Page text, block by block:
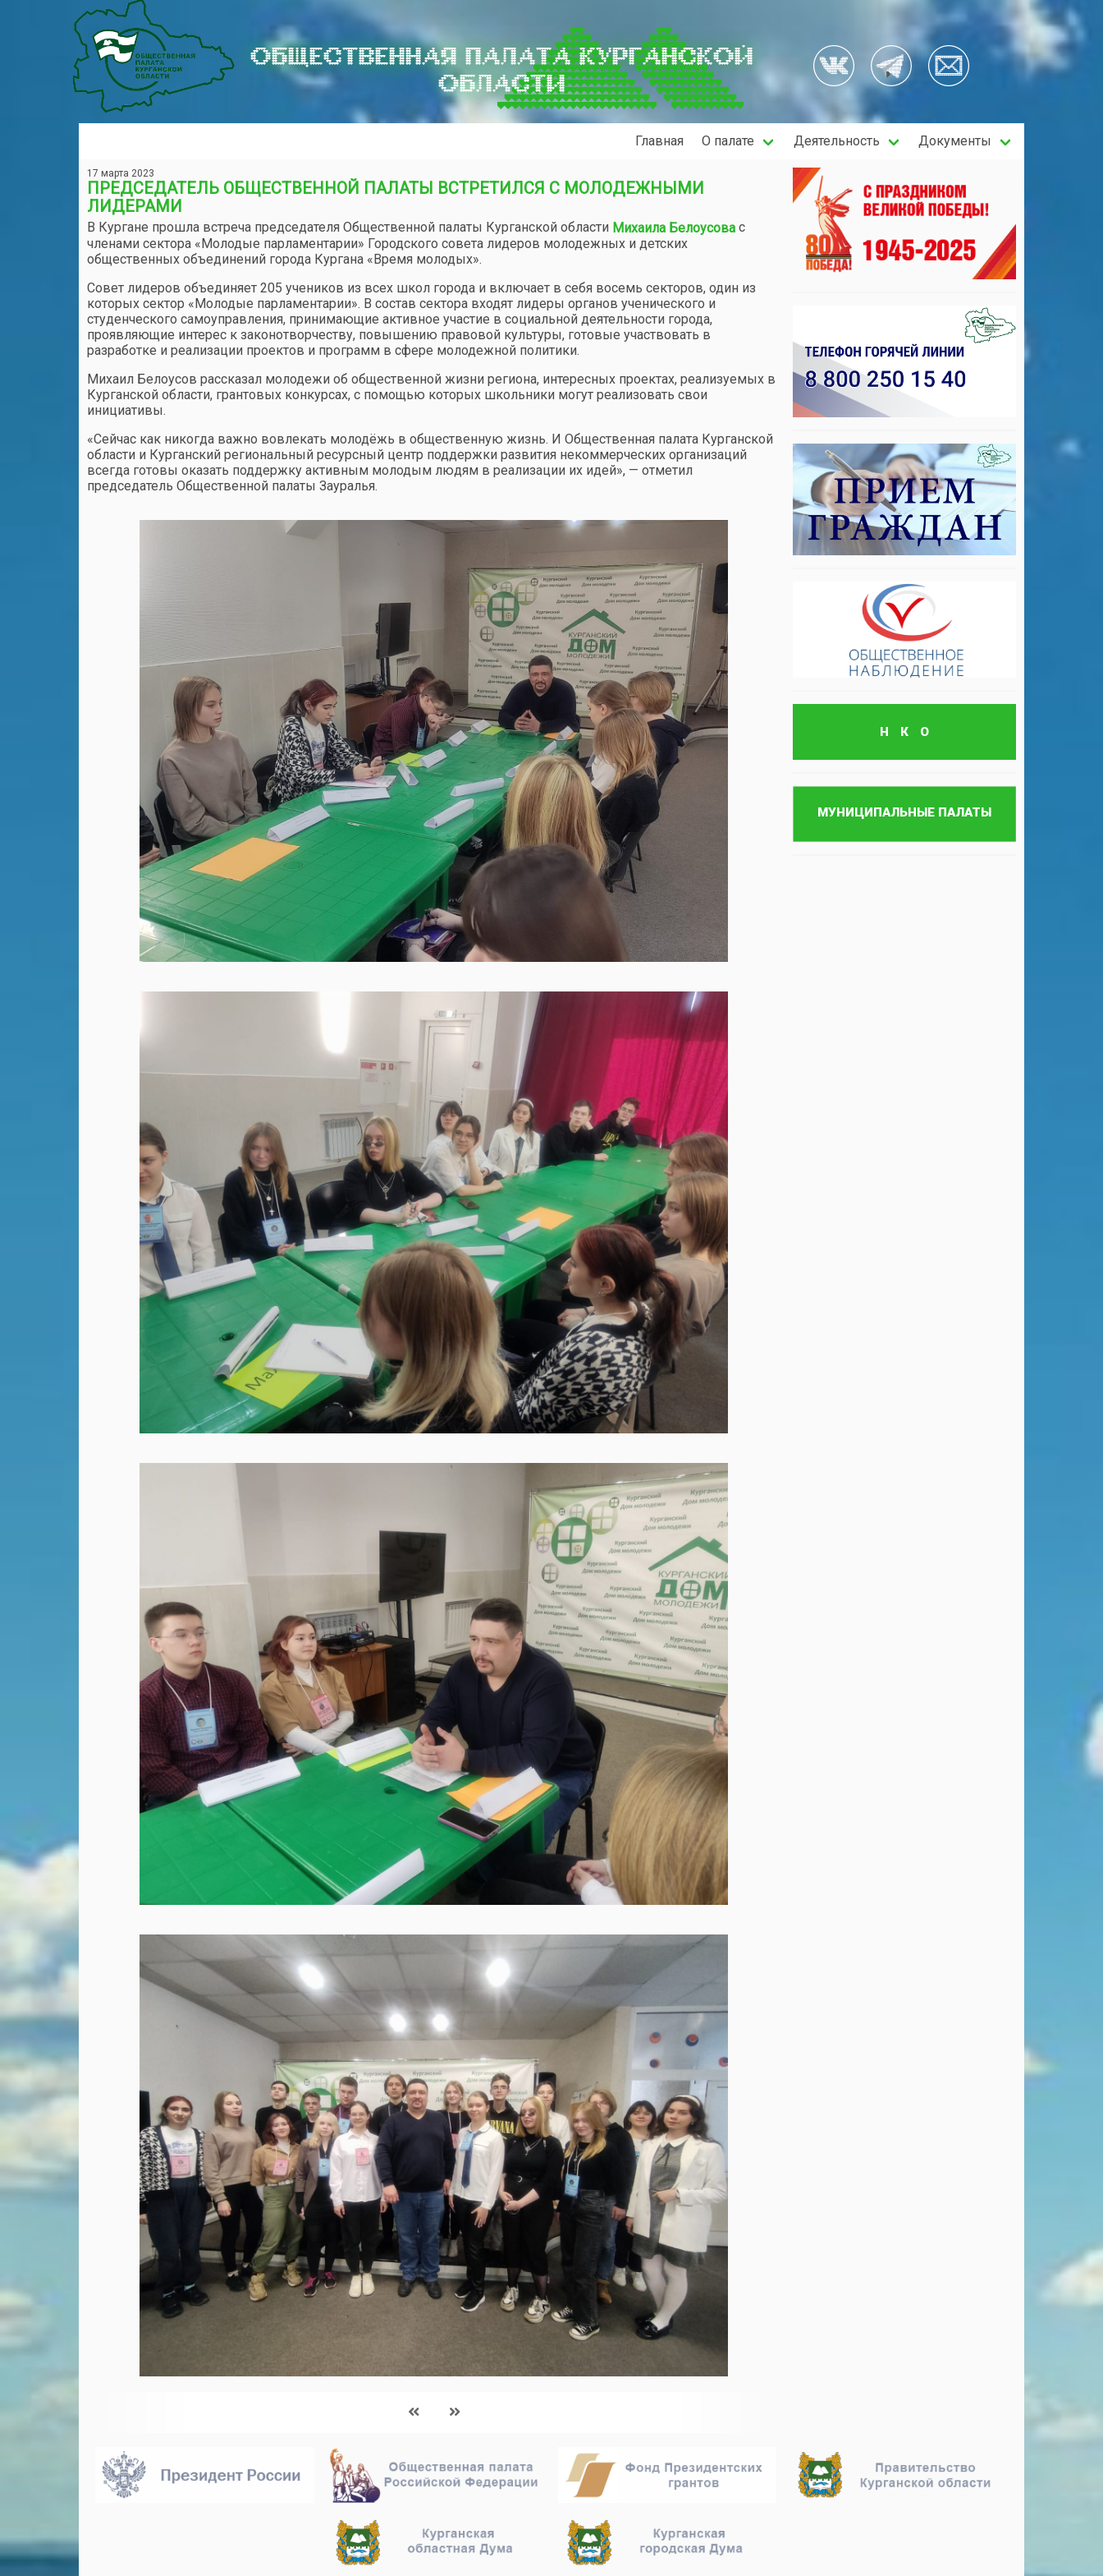
ОБЩЕСТВЕННАЯ ПАЛАТА КУРГАНСКОЙ
ОБЛАСТИ
Главная О палате Деятельность Документы
17 марта 2023
ПРЕДСЕДАТЕЛЬ ОБЩЕСТВЕННОЙ ПАЛАТЫ ВСТРЕТИЛСЯ С МОЛОДЕЖНЫМИ
ЛИДЕРАМИ
В Кургане прошла встреча председателя Общественной палаты Курганской области Михаила Белоусова с
членами сектора «Молодые парламентарии» Городского совета лидеров молодежных и детских
общественных объединений города Кургана «Время молодых».
Совет лидеров объединяет 205 учеников из всех школ города и включает в себя восемь секторов, один из
которых сектор «Молодые парламентарии». В состав сектора входят лидеры органов ученического и
студенческого самоуправления, принимающие активное участие в социальной деятельности города,
проявляющие интерес к законотворчеству, повышению правовой культуры, готовые участвовать в
разработке и реализации проектов и программ в сфере молодежной политики.
Михаил Белоусов рассказал молодежи об общественной жизни региона, интересных проектах, реализуемых в
Курганской области, грантовых конкурсах, с помощью которых школьники могут реализовать свои
инициативы.
«Сейчас как никогда важно вовлекать молодёжь в общественную жизнь. И Общественная палата Курганской
области и Курганский региональный ресурсный центр поддержки развития некоммерческих организаций
всегда готовы оказать поддержку активным молодым людям в реализации их идей», — отметил
председатель Общественной палаты Зауралья.